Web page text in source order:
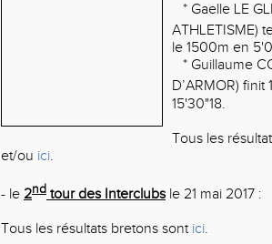
* Gaelle LE
ATHLETISME)
le 1500m en
* Guillaume
D’ARMOR) finit 1
15'30"18.
Tous les
et/ou ici.
- le 2nd tour des Interclubsle 21 mai 2017 :
Tous les résultats bretons sont ici.